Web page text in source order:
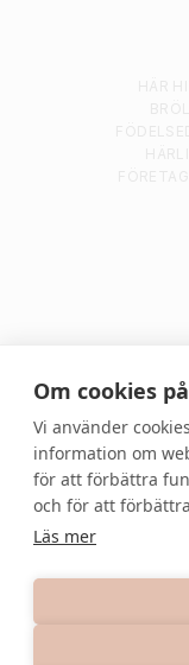
Om cookies
Vi använder
information om
för att förbättra
och för att
Läs mer
© 2021